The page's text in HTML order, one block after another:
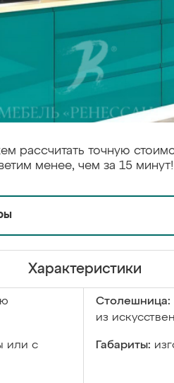
рассчитать точную
менее, чем за 15 минут!
Характеристики
Столешница:
из
или с
Габариты: